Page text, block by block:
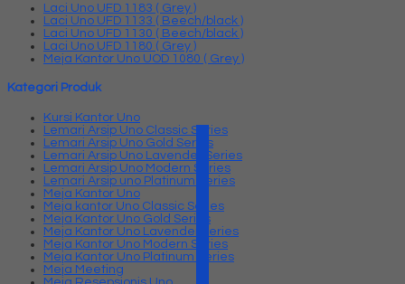
Laci Uno UFD 1183 ( Grey )
Laci Uno UFD 1133 ( Beech/black )
Laci Uno UFD 1130 ( Beech/black )
Laci Uno UFD 1180 ( Grey )
Meja Kantor Uno UOD 1080 ( Grey )
Kategori Produk
Kursi Kantor Uno
Lemari Arsip Uno Classic Series
Lemari Arsip Uno Gold Series
Lemari Arsip Uno Lavender Series
Lemari Arsip Uno Modern Series
Lemari Arsip uno Platinum Series
Meja Kantor Uno
Meja kantor Uno Classic Series
Meja Kantor Uno Gold Series
Meja Kantor Uno Lavender series
Meja Kantor Uno Modern Series
Meja Kantor Uno Platinum Series
Meja Meeting